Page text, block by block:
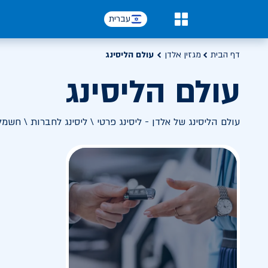
עברית
דף הבית מגזין אלדן עולם הליסינג
עולם הליסינג
עולם הליסינג של אלדן - ליסינג פרטי \ ליסינג לחברות \